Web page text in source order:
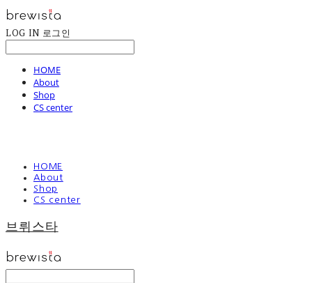
LOG IN 로그인
HOME
About
Shop
CS center
HOME
About
Shop
CS center
브뤼스타